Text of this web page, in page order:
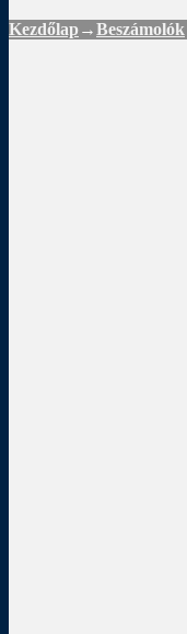
Kezdőlap →Beszámolók